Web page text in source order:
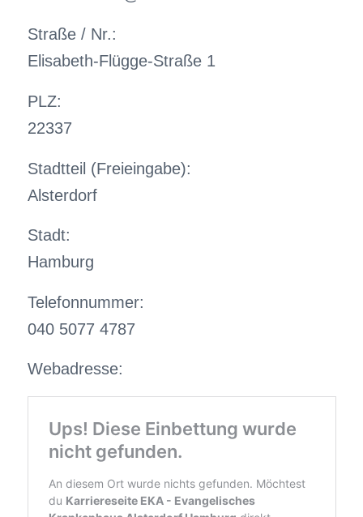
Straße / Nr.:
Elisabeth-Flügge-Straße 1
PLZ:
22337
Stadtteil (Freieingabe):
Alsterdorf
Stadt:
Hamburg
Telefonnummer:
040 5077 4787
Webadresse: